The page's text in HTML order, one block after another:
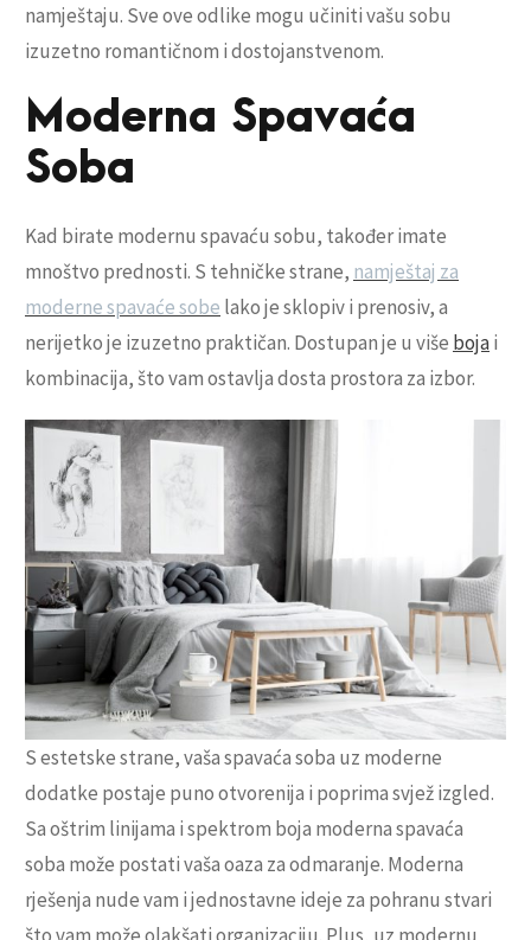
namještaju. Sve ove odlike mogu učiniti vašu sobu
izuzetno romantičnom i dostojanstvenom.
Moderna Spavaća
Soba
Kad birate modernu spavaću sobu, također imate
mnoštvo prednosti. S tehničke strane, namještaj za
moderne spavaće sobe lako je sklopiv i prenosiv, a
nerijetko je izuzetno praktičan. Dostupan je u više bojai
kombinacija, što vam ostavlja dosta prostora za izbor.
S estetske strane, vaša spavaća soba uz moderne
dodatke postaje puno otvorenija i poprima svjež izgled.
Sa oštrim linijama i spektrom boja moderna spavaća
soba može postati vaša oaza za odmaranje. Moderna
rješenja nude vam i jednostavne ideje za pohranu stvari